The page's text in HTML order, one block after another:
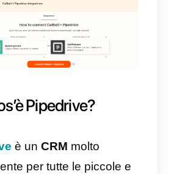
, utilizzando
.
devi avere un